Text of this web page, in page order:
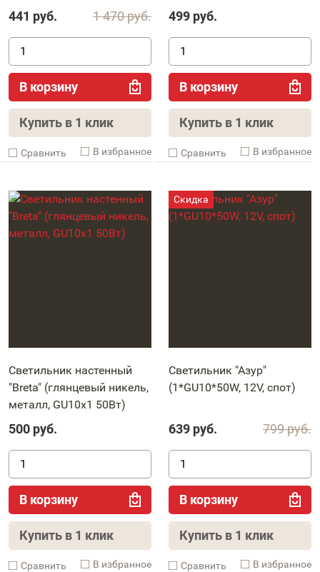
1 470руб.
441 руб.
В корзину
Купить в 1 клик
Cравнить В избранное
499 руб.
В корзину
Купить в 1 клик
Cравнить В избранное
Светильник настенный
"Breta" (глянцевый никель,
металл, GU10х1 50Вт)
500 руб.
В корзину
Купить в 1 клик
Cравнить В избранное
Светильник "Азур"
(1*GU10*50W, 12V, спот)
799руб.
639 руб.
В корзину
Купить в 1 клик
Cравнить В избранное